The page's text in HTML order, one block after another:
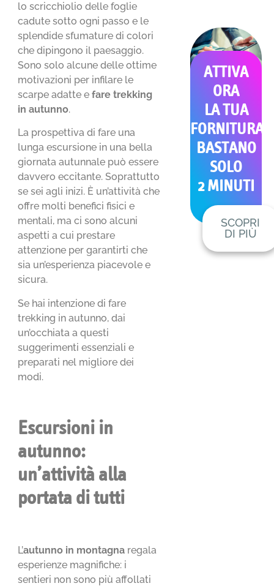
lo scricchiolio delle foglie
cadute sotto ogni passo e le
splendide sfumature di colori
che dipingono il paesaggio.
Sono solo alcune delle ottime
motivazioni per infilare le
scarpe adatte efare trekking
in autunno.
La prospettiva di fare una
lunga escursione in una bella
giornata autunnale può essere
davvero eccitante. Soprattutto
se sei agli inizi. È un’attività che
offre molti benefici fisici e
mentali, ma ci sono alcuni
aspetti a cui prestare
attenzione per garantirti che
sia un’esperienza piacevole e
sicura.
Se hai intenzione di fare
trekking in autunno, dai
un’occhiata a questi
suggerimenti essenziali e
preparati nel migliore dei
modi.
Escursioni in
autunno:
un’attività alla
portata di tutti
L’autunno in montagna regala
esperienze magnifiche: i
sentieri non sono più affollati
ATTIVA
ORA
LA TUA
FORNITURA
BASTANO
SOLO
2 MINUTI
SCOPRI
DI PIÙ